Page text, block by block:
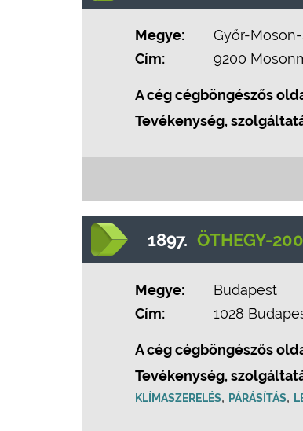
Megye:
Győr-
Cím:
9200
A cég cégböngészős
Tevékenység,
1897. ÖTHEGY-
Megye:
Budapest
Cím:
1028
A cég cégböngészős
Tevékenység,
KLÍMASZERELÉS, PÁRÁSÍTÁS,